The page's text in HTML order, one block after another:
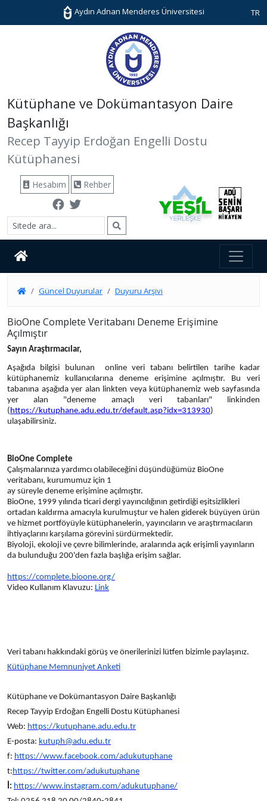
Aydın Adnan Menderes Üniversitesi TR
Kütüphane ve Dokümantasyon Daire
Başkanlığı
Recep Tayyip Erdoğan Engelli Dostu
Kütüphanesi
Hesabım Rehber
Güncel Duyurular Duyuru Arşivi
BioOne Complete Veritabanı Deneme Erişimine
Açılmıştır
Sayın Araştırmacılar,
Aşağıda bilgisi bulunan online veri tabanı belirtilen tarihe kadar
kütüphanemiz kullanıcılarına deneme erişimine açılmıştır. Bu veri
tabanına aşağıda yer alan linkten veya kütüphanemiz web sayfasında
yer alan "deneme amaçlı veri tabanları" linkinden
(https://kutuphane.adu.edu.tr/default.asp?idx=313930)
ulaşabilirsiniz.
BioOne Complete
Çalışmalarınıza yardımcı olabileceğini düşündüğümüz BioOne
veritabanı, kurumumuz için 1
ay süreyle deneme erişimine açılmıştır.
BioOne, 1999 yılında ticari dergi yayıncılığının getirdiği eşitsizlikleri
ortadan kaldırma amacıyla kurulmuştur ve halen giderek büyüyen ürün
ve hizmet portföyüyle kütüphanelerin, yayıncıların ve araştırmacıların
ihtiyaçlarını karşılama görevini sürdürmektedir.
Biyoloji, ekoloji ve çevre bilimlerinde, aralarında açık erişimli yayınların
da bulunduğu 200'den fazla başlığa erişim sağlar.
https://complete.bioone.org/
Video Kullanım Klavuzu: Link
Veri tabanı hakkındaki görüş ve önerilerinizi lütfen bizimle paylaşınız.
Kütüphane Memnuniyet Anketi
Kütüphane ve Dokümantasyon Daire Başkanlığı
Recep Tayyip Erdoğan Engelli Dostu Kütüphanesi
Web: https://kutuphane.adu.edu.tr
E-posta: kutuph@adu.edu.tr
f: https://www.facebook.com/adukutuphane
t: https://twitter.com/adukutuphane
İ: https://www.instagram.com/adukutuphane/